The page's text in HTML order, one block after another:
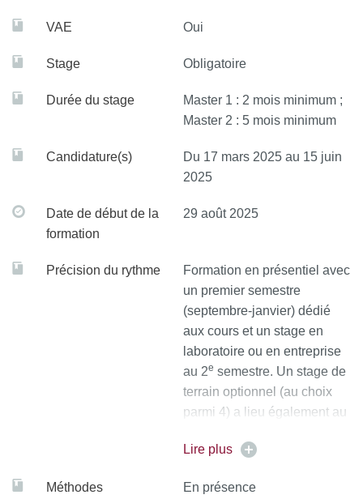
publiques ou privées dans le domaine des Géosciences.
VAE Oui
Stage Obligatoire
Durée du stage
Master 1 : 2 mois minimum ;
Master 2 : 5 mois minimum
Candidature(s)
Du 17 mars 2025 au 15 juin
2025
Date de début de la
formation
29 août 2025
Précision du rythme
Formation en présentiel avec
un premier semestre
(septembre-janvier) dédié
aux cours et un stage en
laboratoire ou en entreprise
au 2e semestre. Un stage de
terrain optionnel (au choix
parmi 4) a lieu également au
Lire plus
Méthodes
En présence